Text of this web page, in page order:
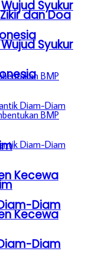
Syukur
Kecewa
Diam
dan Doa
Syukur
Kecewa
Diam